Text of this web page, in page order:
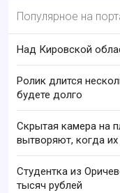
Популярное на
Над Кировской
Ролик длится
будете долго
Скрытая камера на
вытворяют, когда их
Студентка из
тысяч рублей